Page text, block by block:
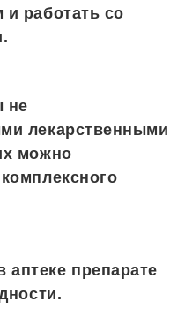
работать со
не
лекарственными
можно
аптеке препарате